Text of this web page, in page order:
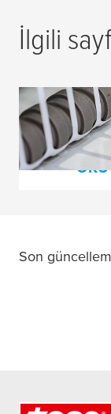
İlgili
Aktarma için
Teknolojisi
DAHA
OKU
Son